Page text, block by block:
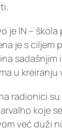
je IN –
je s ciljem
sadašnjim
u kreiranju
radionici su
koje
već duži